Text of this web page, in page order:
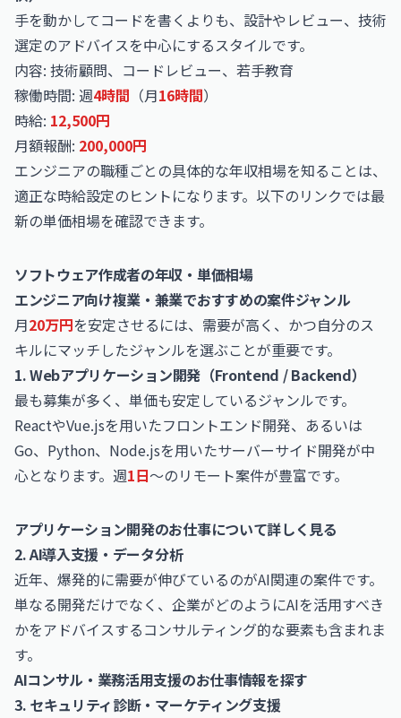
手を動かしてコードを書くよりも、設計やレビュー、技術
選定のアドバイスを中心にするスタイルです。
内容: 技術顧問、コードレビュー、若手教育
稼働時間: 週4時間 （月16時間）
時給: 12,500円
月額報酬: 200,000円
エンジニアの職種ごとの具体的な年収相場を知ることは、
適正な時給設定のヒントになります。以下のリンクでは最
新の単価相場を確認できます。
ソフトウェア作成者の年収・単価相場
エンジニア向け複業・兼業でおすすめの案件ジャンル
月20万円を安定させるには、需要が高く、かつ自分のス
キルにマッチしたジャンルを選ぶことが重要です。
1. Webアプリケーション開発（Frontend / Backend）
最も募集が多く、単価も安定しているジャンルです。
ReactやVue.jsを用いたフロントエンド開発、あるいは
Go、Python、Node.jsを用いたサーバーサイド開発が中
心となります。週1日〜のリモート案件が豊富です。
アプリケーション開発のお仕事について詳しく見る
2. AI導入支援・データ分析
近年、爆発的に需要が伸びているのがAI関連の案件です。
単なる開発だけでなく、企業がどのようにAIを活用すべき
かをアドバイスするコンサルティング的な要素も含まれま
す。
AIコンサル・業務活用支援のお仕事情報を探す
3. セキュリティ診断・マーケティング支援